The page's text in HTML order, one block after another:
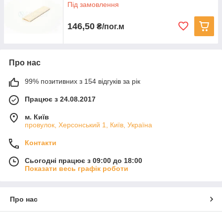
Під замовлення
146,50 ₴/пог.м
Про нас
99% позитивних з 154 відгуків за рік
Працює з 24.08.2017
м. Київ
провулок, Херсонський 1, Київ, Україна
Контакти
Сьогодні працює з 09:00 до 18:00
Показати весь графік роботи
Про нас